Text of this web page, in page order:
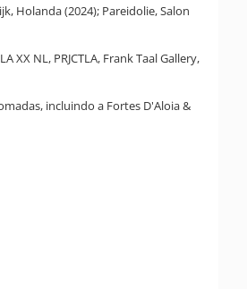
Holanda (2024); Pareidolie, Salon
NL, PRJCTLA, Frank Taal Gallery,
incluindo a Fortes D'Aloia &